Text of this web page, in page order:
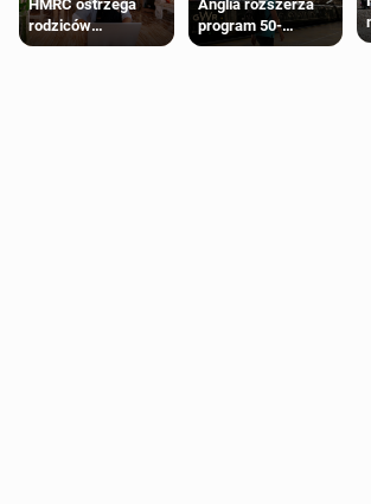
HMRC ostrzega
rodziców
pobierających Child
Anglia rozszerza
program 50-
procentowych